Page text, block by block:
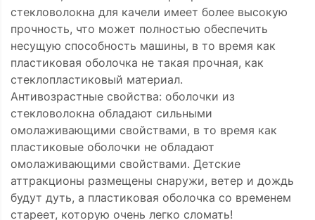
стекловолокна для качели имеет более высокую
прочность, что может полностью обеспечить
несущую способность машины, в то время как
пластиковая оболочка не такая прочная, как
стеклопластиковый материал.
Антивозрастные свойства: оболочки из
стекловолокна обладают сильными
омолаживающими свойствами, в то время как
пластиковые оболочки не обладают
омолаживающими свойствами. Детские
аттракционы размещены снаружи, ветер и дождь
будут дуть, а пластиковая оболочка со временем
стареет, которую очень легко сломать!